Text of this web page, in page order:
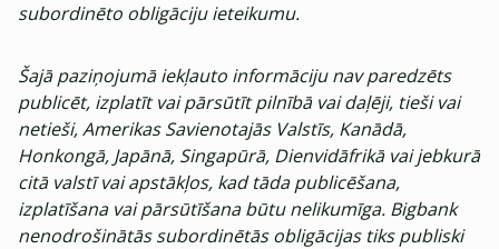
subordinēto obligāciju ieteikumu.
Šajā paziņojumā iekļauto informāciju nav paredzēts
publicēt, izplatīt vai pārsūtīt pilnībā vai daļēji, tieši vai
netieši, Amerikas Savienotajās Valstīs, Kanādā,
Honkongā, Japānā, Singapūrā, Dienvidāfrikā vai jebkurā
citā valstī vai apstākļos, kad tāda publicēšana,
izplatīšana vai pārsūtīšana būtu nelikumīga. Bigbank
nenodrošinātās subordinētās obligācijas tiks publiski